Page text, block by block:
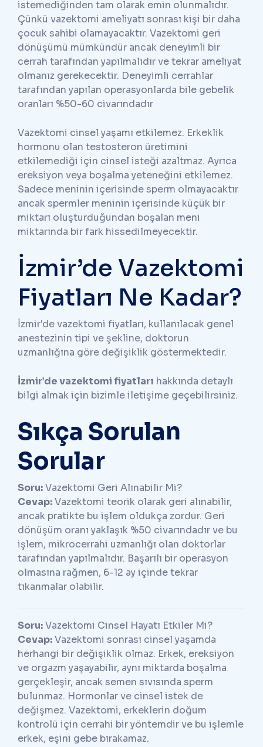
istemediğinden tam olarak emin olunmalıdır.
Çünkü vazektomi ameliyatı sonrası kişi bir daha
çocuk sahibi olamayacaktır. Vazektomi geri
dönüşümü mümkündür ancak deneyimli bir
cerrah tarafından yapılmalıdır ve tekrar ameliyat
olmanız gerekecektir. Deneyimli cerrahlar
tarafından yapılan operasyonlarda bile gebelik
oranları %50-60 civarındadır
Vazektomi cinsel yaşamı etkilemez. Erkeklik
hormonu olan testosteron üretimini
etkilemediği için cinsel isteği azaltmaz. Ayrıca
ereksiyon veya boşalma yeteneğini etkilemez.
Sadece meninin içerisinde sperm olmayacaktır
ancak spermler meninin içerisinde küçük bir
miktarı oluşturduğundan boşalan meni
miktarında bir fark hissedilmeyecektir.
İzmir’de Vazektomi
Fiyatları Ne Kadar?
İzmir'de vazektomi fiyatları, kullanılacak genel
anestezinin tipi ve şekline, doktorun
uzmanlığına göre değişiklik göstermektedir.
İzmir’de vazektomi fiyatları hakkında detaylı
bilgi almak için bizimle iletişime geçebilirsiniz.
Sıkça Sorulan
Sorular
Soru:Vazektomi Geri Alınabilir Mi?
Cevap:Vazektomi teorik olarak geri alınabilir,
ancak pratikte bu işlem oldukça zordur. Geri
dönüşüm oranı yaklaşık %50 civarındadır ve bu
işlem, mikrocerrahi uzmanlığı olan doktorlar
tarafından yapılmalıdır. Başarılı bir operasyon
olmasına rağmen, 6-12 ay içinde tekrar
tıkanmalar olabilir.
Soru:Vazektomi Cinsel Hayatı Etkiler Mi?
Cevap:Vazektomi sonrası cinsel yaşamda
herhangi bir değişiklik olmaz. Erkek, ereksiyon
ve orgazm yaşayabilir, aynı miktarda boşalma
gerçekleşir, ancak semen sıvısında sperm
bulunmaz. Hormonlar ve cinsel istek de
değişmez. Vazektomi, erkeklerin doğum
kontrolü için cerrahi bir yöntemdir ve bu işlemle
erkek, eşini gebe bırakamaz.